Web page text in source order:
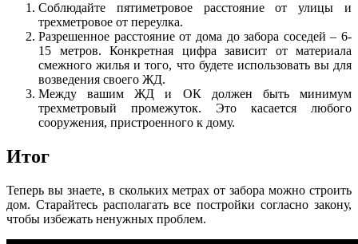
Соблюдайте пятиметровое расстояние от улицы и
трехметровое от переулка.
Разрешенное расстояние от дома до забора соседей – 6-
15 метров. Конкретная цифра зависит от материала
смежного жилья и того, что будете использовать вы для
возведения своего ЖД.
Между вашим ЖД и ОК должен быть минимум
трехметровый промежуток. Это касается любого
сооружения, пристроенного к дому.
Итог
Теперь вы знаете, в скольких метрах от забора можно строить
дом. Старайтесь располагать все постройки согласно закону,
чтобы избежать ненужных проблем.